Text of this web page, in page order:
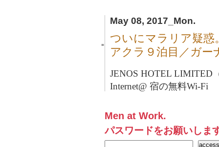
May 08, 2017_Mon.
■
ついにマラリア疑惑
アクラ９泊目／ガー
JENOS HOTEL LIMITED
Internet@ 宿の無料Wi-Fi
Men at Work.
パスワードをお願いしま